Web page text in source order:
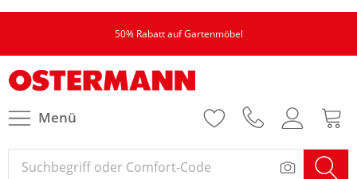
50% Rabatt auf Gartenmöbel
Menü